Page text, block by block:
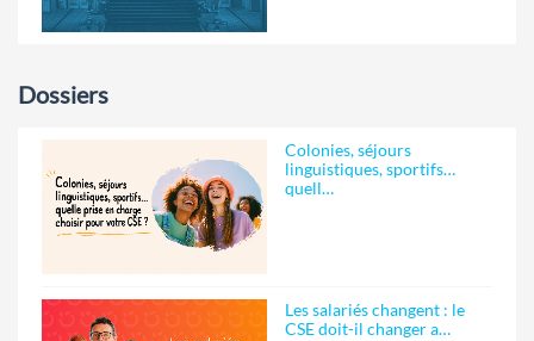
Dossiers
Colonies, séjours
linguistiques, sportifs…
quell…
Les salariés changent : le
CSE doit-il changer a…